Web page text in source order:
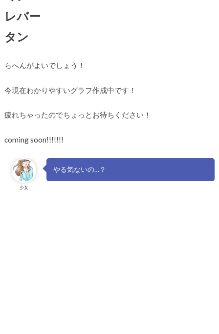
レバー
タン
らへんがよいでしょう！
今現在わかりやすいグラフ作成中です！
疲れちゃったのでちょっとお待ちください！
coming soon!!!!!!!
少女
やる気ないの…？